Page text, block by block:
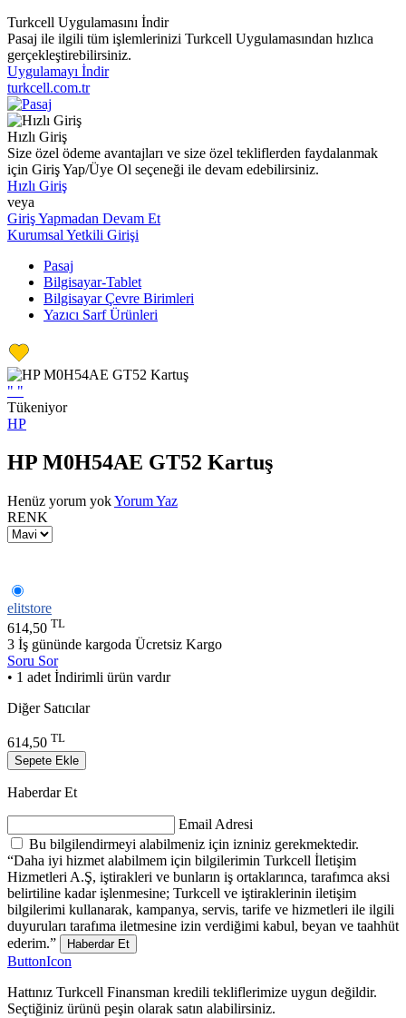
Turkcell Uygulamasını İndir
Pasaj ile ilgili tüm işlemlerinizi Turkcell Uygulamasından hızlıca
gerçekleştirebilirsiniz.
Uygulamayı İndir
turkcell.com.tr
Hızlı Giriş
Size özel ödeme avantajları ve size özel tekliflerden faydalanmak
için Giriş Yap/Üye Ol seçeneği ile devam edebilirsiniz.
Hızlı Giriş
veya
Giriş Yapmadan Devam Et
Kurumsal Yetkili Girişi
Pasaj
Bilgisayar-Tablet
Bilgisayar Çevre Birimleri
Yazıcı Sarf Ürünleri
" "
Tükeniyor
HP
HP M0H54AE GT52 Kartuş
Henüz yorum yokYorum Yaz
RENK
elitstore
614,50 TL
3 İş gününde kargoda Ücretsiz Kargo
Soru Sor
• 1 adet İndirimli ürün vardır
Diğer Satıcılar
614,50 TL
Sepete Ekle
Haberdar Et
Email Adresi
Bu bilgilendirmeyi alabilmeniz için izniniz gerekmektedir.
“Daha iyi hizmet alabilmem için bilgilerimin Turkcell İletişim
Hizmetleri A.Ş, iştirakleri ve bunların iş ortaklarınca, tarafımca aksi
belirtiline kadar işlenmesine; Turkcell ve iştiraklerinin iletişim
bilgilerimi kullanarak, kampanya, servis, tarife ve hizmetleri ile ilgili
duyuruları tarafıma iletmesine izin verdiğimi kabul, beyan ve taahhüt
ederim.”
Haberdar Et
ButtonIcon
Hattınız Turkcell Finansman kredili tekliflerimize uygun değildir.
Seçtiğiniz ürünü peşin olarak satın alabilirsiniz.